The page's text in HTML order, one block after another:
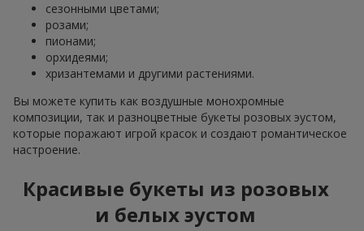
сезонными цветами;
розами;
пионами;
орхидеями;
хризантемами и другими растениями.
Вы можете купить как воздушные монохромные
композиции, так и разноцветные букеты розовых эустом,
которые поражают игрой красок и создают романтическое
настроение.
Красивые букеты из розовых
и белых эустом